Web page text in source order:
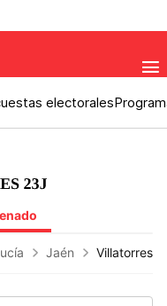
electorales
Jaén Villatorres